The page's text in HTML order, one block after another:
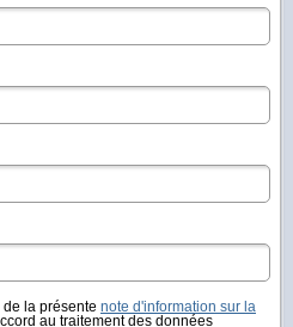
la présente note d'information sur la
au traitement des données